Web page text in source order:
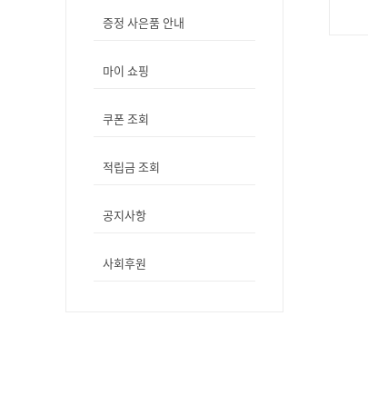
증정 사은품 안내
마이 쇼핑
쿠폰 조회
적립금 조회
공지사항
사회후원